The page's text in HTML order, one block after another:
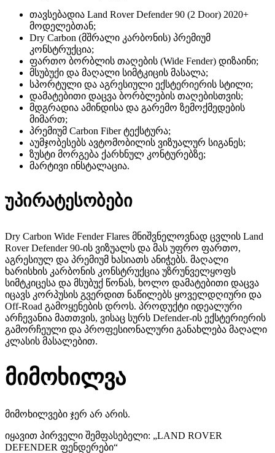
თავსებადია Land Rover Defender 90 (2 Door) 2020+
მოდელებთან;
Dry Carbon (მშრალი კარბონის) პრემიუმ
კონსტრუქცია;
ფართო ბორბლის თაღების (Wide Fender) დიზაინი;
მსუბუქი და მაღალი სიმტკიცის მასალა;
სპორტული და აგრესიული ექსტერიერის სტილი;
დამატებითი დაცვა ბორბლების თაღებისთვის;
მდგრადია ამინდისა და გარემო ზემოქმედების
მიმართ;
პრემიუმ Carbon Fiber ტექსტურა;
აუმჯობესებს ავტომობილის ვიზუალურ სიგანეს;
ზუსტი მორგება ქარხნულ კონტურებზე;
მარტივი ინსტალაცია.
უპირატესობები
Dry Carbon Wide Fender Flares მნიშვნელოვნად ცვლის Land
Rover Defender 90-ის ვიზუალს და მას უფრო ფართო,
აგრესიულ და პრემიუმ ხასიათს ანიჭებს. მაღალი
ხარისხის კარბონის კონსტრუქცია უზრუნველყოფს
სიმტკიცესა და მსუბუქ წონას, ხოლო დამატებითი დაცვა
იცავს კორპუსის გვერდით ნაწილებს ყოველდღიური და
Off-Road გამოყენების დროს. პროდუქტი იდეალური
არჩევანია მათთვის, ვისაც სურს Defender-ის ექსტერიერის
გამორჩეული და პროფესიონალური განახლება მაღალი
კლასის მასალებით.
მიმოხილვა
მიმოხილვები ჯერ არ არის.
იყავით პირველი შემფასებელი: „LAND ROVER
DEFENDER ფენდერები“